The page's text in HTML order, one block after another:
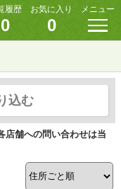
履歴
0
お気に入り
0
メニュー
込む
店舗への問い合わせは当